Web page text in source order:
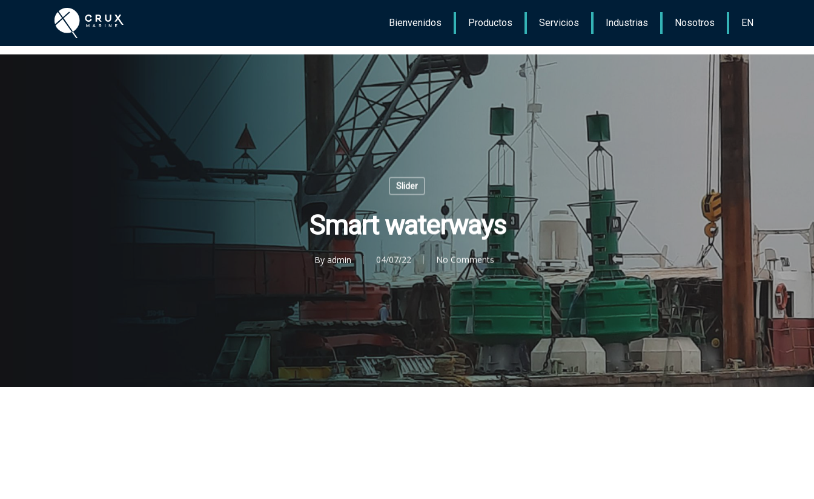
Bienvenidos Productos Servicios Industrias Nosotros EN
Slider
Smart waterways
By admin 04/07/22 No Comments